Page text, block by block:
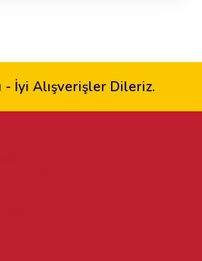
İyi Alışverişler Dileriz.